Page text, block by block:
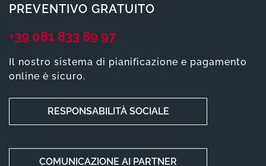
PREVENTIVO GRATUITO
+39 081 833 89 97
Il nostro sistema di pianificazione e pagamento
online è sicuro.
RESPONSABILITÀ SOCIALE
COMUNICAZIONE AI PARTNER